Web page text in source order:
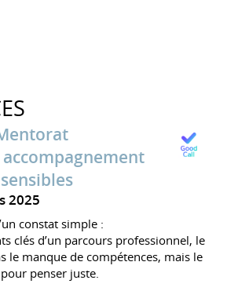
2025
constat simple :
clés d’un parcours professionnel, le
le manque de compétences, mais le
penser juste.